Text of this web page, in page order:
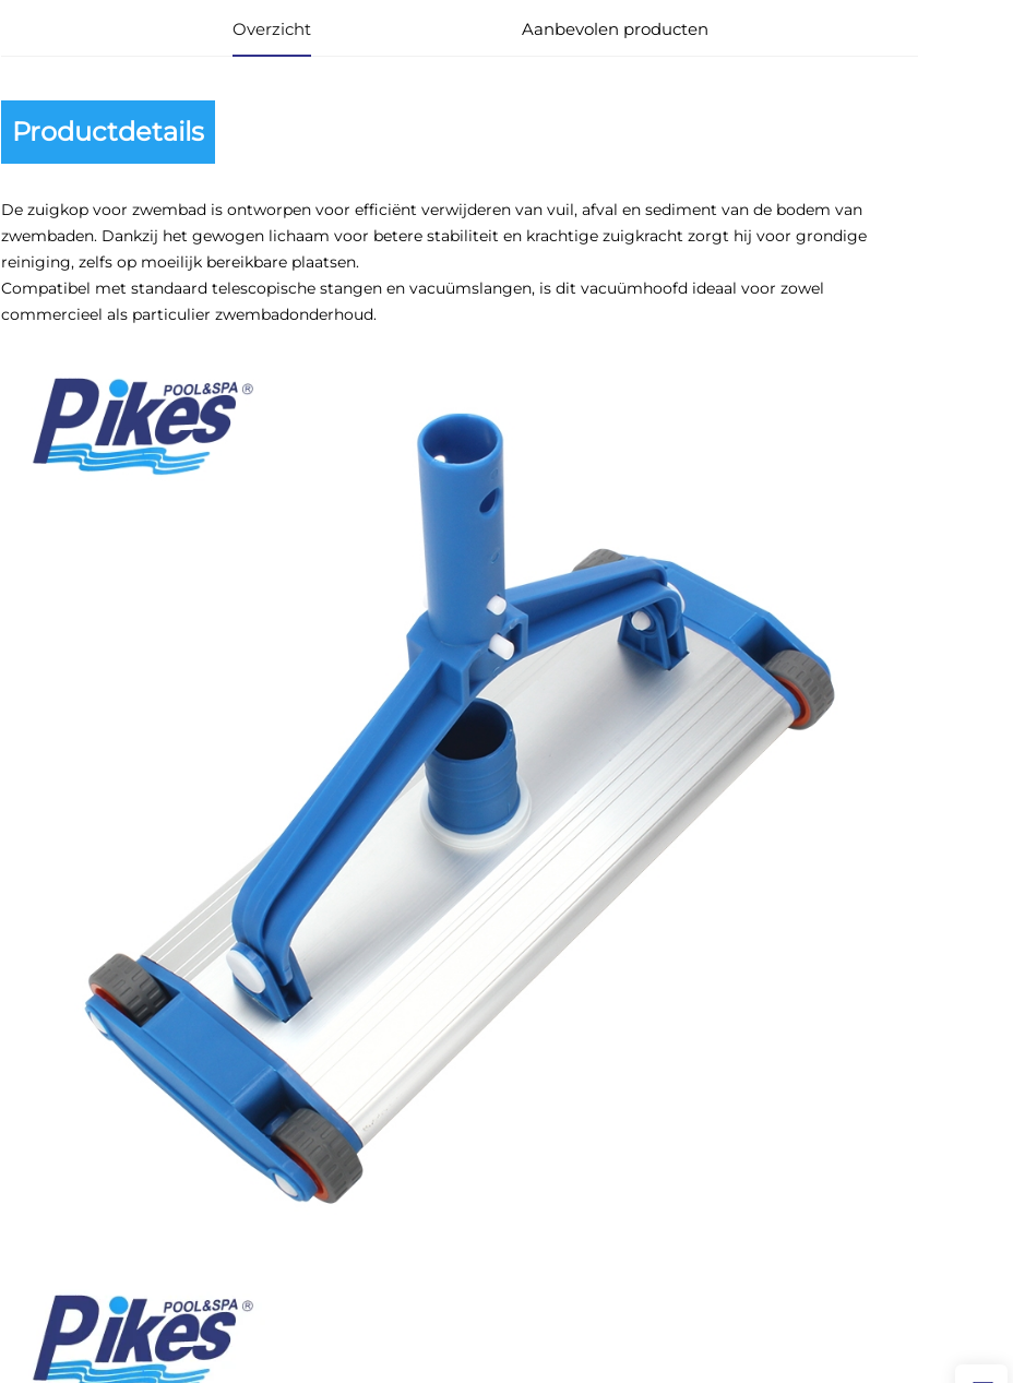
Overzicht Aanbevolen producten
Productdetails
De zuigkop voor zwembad is ontworpen voor efficiënt verwijderen van vuil, afval en sediment van de bodem van
zwembaden. Dankzij het gewogen lichaam voor betere stabiliteit en krachtige zuigkracht zorgt hij voor grondige
reiniging, zelfs op moeilijk bereikbare plaatsen.
Compatibel met standaard telescopische stangen en vacuümslangen, is dit vacuümhoofd ideaal voor zowel
commercieel als particulier zwembadonderhoud.